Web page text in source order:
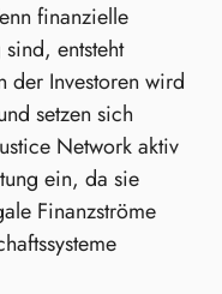
finanzielle
entsteht
der Investoren wird
setzen sich
Network aktiv
ein, da sie
Finanzströme